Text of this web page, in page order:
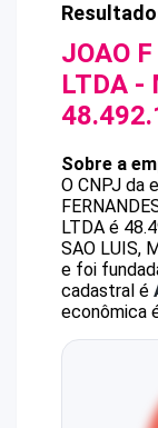
JOAO
LTDA -
Sobre a
O CNPJ da
LTDA é
SAO LUIS,
e foi
cadastral é
econômica